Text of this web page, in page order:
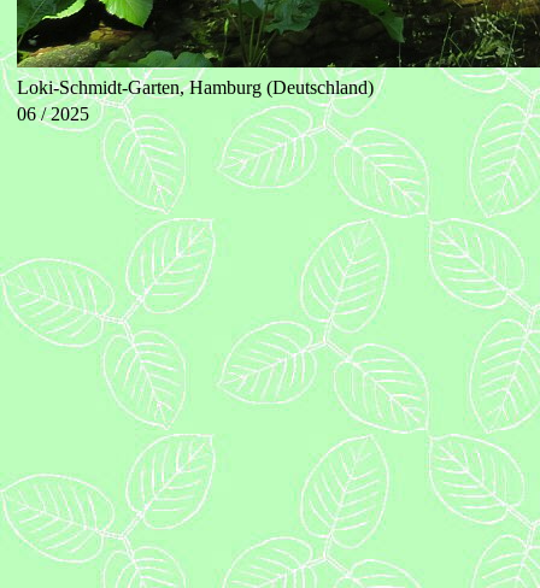
Loki-Schmidt-Garten, Hamburg (Deutschland)
06 / 2025